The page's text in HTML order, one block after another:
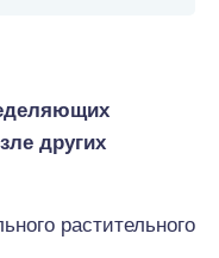
других
растительного